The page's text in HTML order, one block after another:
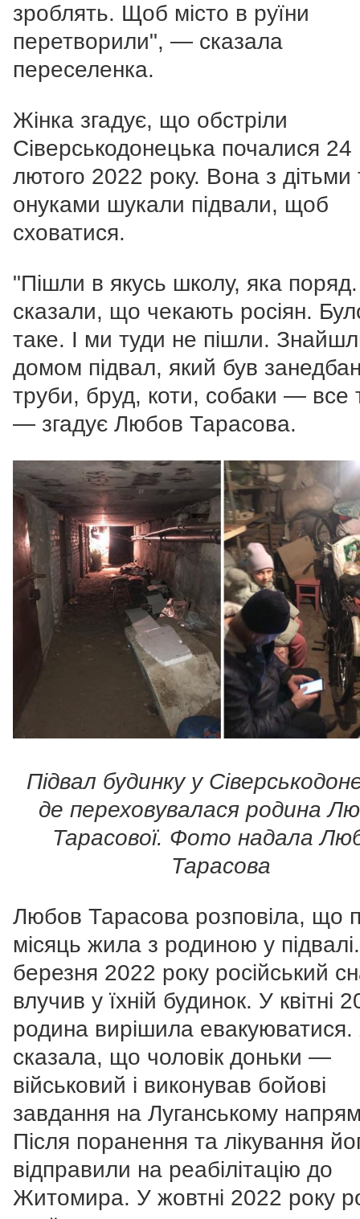
зроблять. Щоб місто в руїни
перетворили", — сказала
переселенка.
Жінка згадує, що обстріли
Сіверськодонецька почалися 24
лютого 2022 року. Вона з дітьми
онуками шукали підвали, щоб
сховатися.
"Пішли в якусь школу, яка
сказали, що чекають росіян.
таке. І ми туди не пішли.
домом підвал, який був
труби, бруд, коти, собаки — все
— згадує Любов Тарасова.
Підвал будинку у
де переховувалася родина
Тарасової. Фото надала
Тарасова
Любов Тарасова розповіла, що
місяць жила з родиною у
березня 2022 року російський
влучив у їхній будинок. У квітні
родина вирішила евакуюватися.
сказала, що чоловік доньки —
військовий і виконував бойові
завдання на Луганському
Після поранення та лікування
відправили на реабілітацію до
Житомира. У жовтні 2022 року